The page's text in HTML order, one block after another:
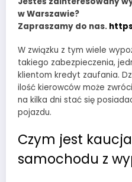
w Warszawie?
Zapraszamy do nas.
W związku z tym wiele
takiego zabezpieczenia,
klientom kredyt zaufania.
ilość kierowców może
na kilka dni stać się
pojazdu.
Czym jest
samochodu z